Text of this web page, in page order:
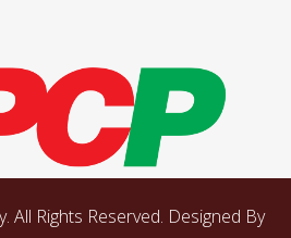
All Rights Reserved. Designed By